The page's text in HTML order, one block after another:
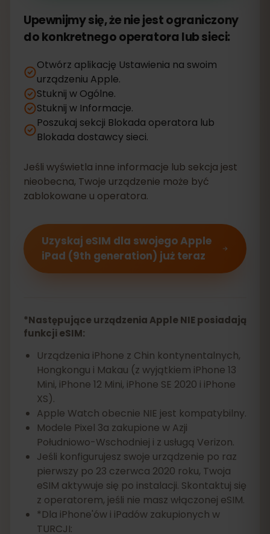
Upewnijmy się, że nie jest ograniczony
do konkretnego operatora lub sieci:
Otwórz aplikację Ustawienia na swoim
urządzeniu Apple.
Stuknij w Ogólne.
Stuknij w Informacje.
Poszukaj sekcji Blokada operatora lub
Blokada dostawcy sieci.
Jeśli wyświetla inne informacje lub sekcja jest
nieobecna, Twoje urządzenie może być
zablokowane u operatora.
Uzyskaj eSIM dla swojego Apple
iPad (9th generation) już teraz
*Następujące urządzenia Apple NIE posiadają
funkcji eSIM:
Urządzenia iPhone z Chin kontynentalnych,
Hongkongu i Makau (z wyjątkiem iPhone 13
Mini, iPhone 12 Mini, iPhone SE 2020 i iPhone
XS).
Apple Watch obecnie NIE jest kompatybilny.
Modele Pixel 3a zakupione w Azji
Południowo-Wschodniej i z usługą Verizon.
Jeśli konfigurujesz swoje urządzenie po raz
pierwszy po 23 czerwca 2020 roku, Twoja
eSIM aktywuje się po instalacji. Skontaktuj się
z operatorem, jeśli nie masz włączonej eSIM.
*Dla iPhone'ów i iPadów zakupionych w
TURCJI: